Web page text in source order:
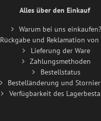
Alles über den Einkauf
Warum bei uns einkaufen?
Rückgabe und Reklamation von
Lieferung der Ware
Zahlungsmethoden
Bestellstatus
Bestelländerung und
Verfügbarkeit des